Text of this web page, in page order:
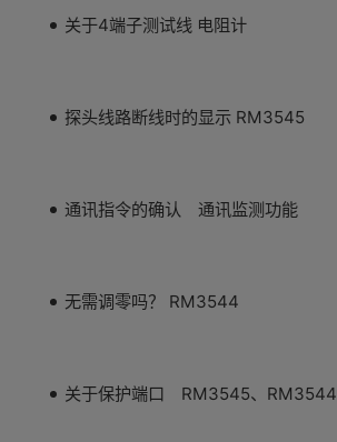
关于4端子测试线 电阻计
探头线路断线时的显示 RM3545
通讯指令的确认 通讯监测功能
无需调零吗？ RM3544
关于保护端口 RM3545、RM3544